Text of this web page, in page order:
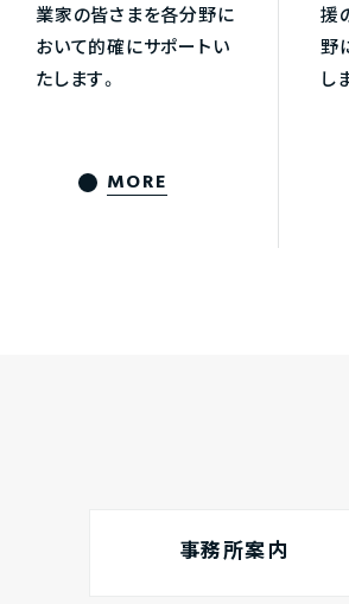
業家の皆さまを各分野に
おいて的確にサポートい
たします。
MORE
援
野
し
事務所案内